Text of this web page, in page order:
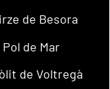
de Besora
Pol de Mar
de Voltregà